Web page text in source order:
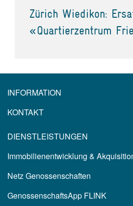
Zürich Wiedikon:
«Quartierzentrum
INFORMATION
KONTAKT
DIENSTLEISTUNGEN
Immobilienentwicklung &
Netz Genossenschaften
GenossenschaftsApp FLINK